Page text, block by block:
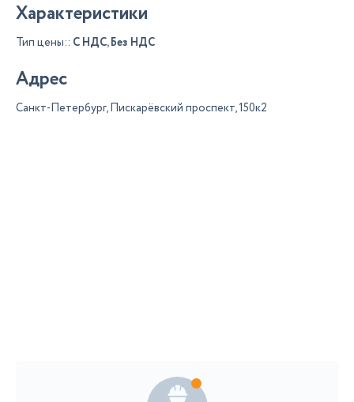
Характеристики
Тип цены:: С НДС, Без НДС
Адрес
Санкт-Петербург, Пискарёвский проспект, 150к2